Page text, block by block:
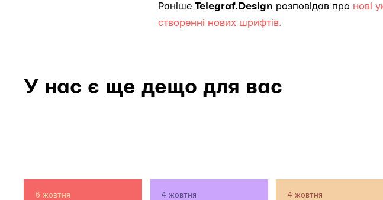
Раніше Telegraf.Design розповідав про нові
створенні нових шрифтів.
У нас є ще дещо для вас
6 жовтня 4 жовтня 4 жовтня